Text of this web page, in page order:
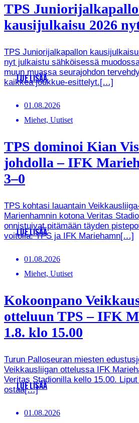
TPS
kausijulkaisu 2026
TPS Juniorijalkapallon
nyt julkaistu sähköisessä
muun muassa seurajohdon
kaikkea joukkue-esittelyt.[…]
LUE LISÄÄ
01.08.2026
Miehet, Uutiset
TPS dominoi Kian
johdolla – IFK
3–0
TPS kohtasi lauantain
Marienhamnin kotona Veritas
onnistuivat pitämään täyden
voitolla. TPS ja IFK Mariehamn[…]
LUE LISÄÄ
01.08.2026
Miehet, Uutiset
Kokoonpano
otteluun TPS – IFK
1.8. klo 15.00
Turun Palloseuran miesten
Veikkausliigan ottelussa IFK
Veritas Stadionilla kello 15.00.
ostaa[…]
LUE LISÄÄ
01.08.2026